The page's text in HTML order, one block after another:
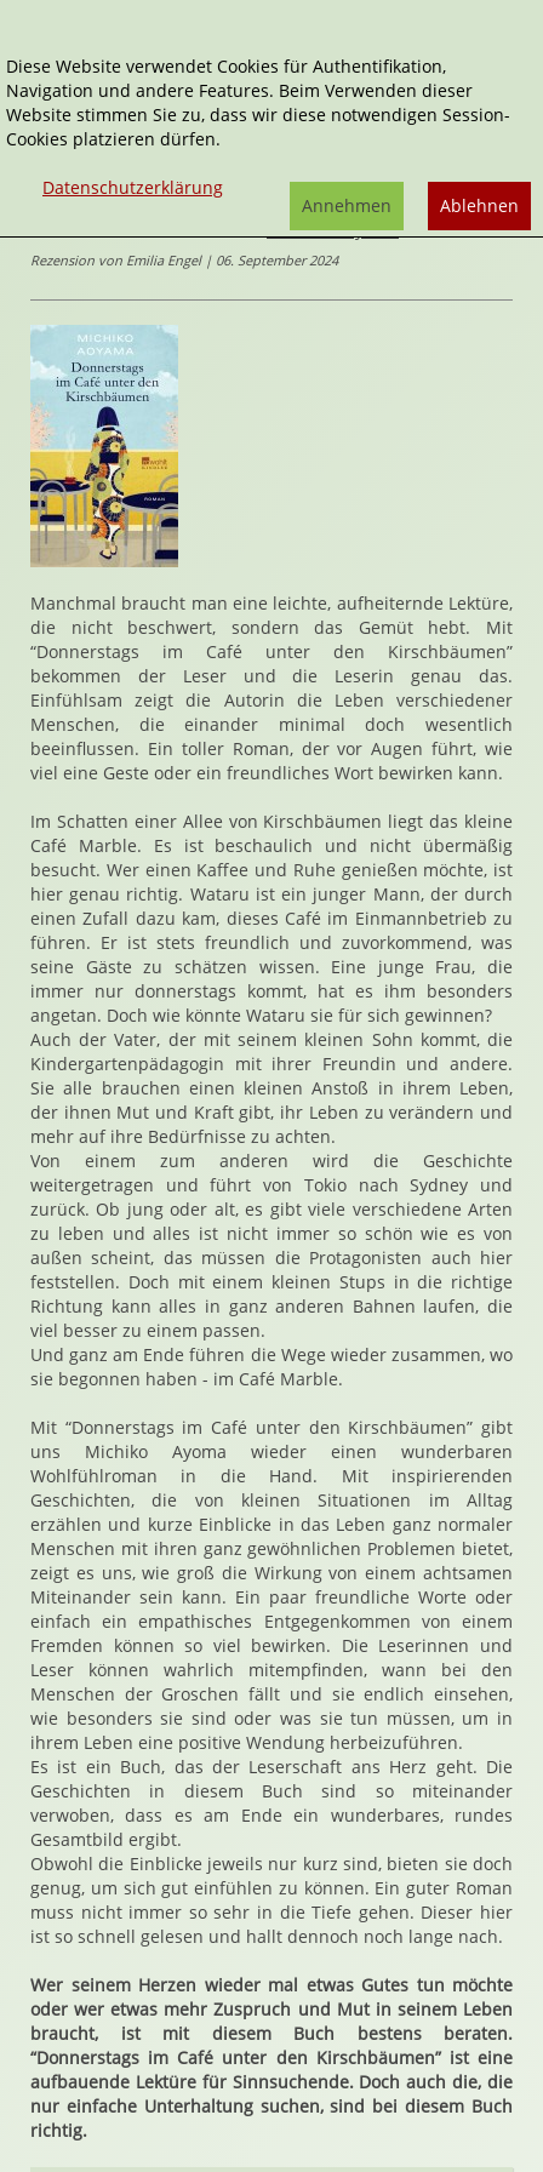
Home
Belletristik
Donnerstags im Café unter den Kirschbäumen
Donnerstags im Café unter den
Michiko Aoyama
Rezension von Emilia Engel | 06. September 2024
Manchmal braucht man eine leichte, aufheiternde Lektüre,
die nicht beschwert, sondern das Gemüt hebt. Mit
“Donnerstags im Café unter den Kirschbäumen”
bekommen der Leser und die Leserin genau das.
Einfühlsam zeigt die Autorin die Leben verschiedener
Menschen, die einander minimal doch wesentlich
beeinflussen. Ein toller Roman, der vor Augen führt, wie
viel eine Geste oder ein freundliches Wort bewirken kann.
Im Schatten einer Allee von Kirschbäumen liegt das kleine
Café Marble. Es ist beschaulich und nicht übermäßig
besucht. Wer einen Kaffee und Ruhe genießen möchte, ist
hier genau richtig. Wataru ist ein junger Mann, der durch
einen Zufall dazu kam, dieses Café im Einmannbetrieb zu
führen. Er ist stets freundlich und zuvorkommend, was
seine Gäste zu schätzen wissen. Eine junge Frau, die
immer nur donnerstags kommt, hat es ihm besonders
angetan. Doch wie könnte Wataru sie für sich gewinnen?
Auch der Vater, der mit seinem kleinen Sohn kommt, die
Kindergartenpädagogin mit ihrer Freundin und andere.
Sie alle brauchen einen kleinen Anstoß in ihrem Leben,
der ihnen Mut und Kraft gibt, ihr Leben zu verändern und
mehr auf ihre Bedürfnisse zu achten.
Von einem zum anderen wird die Geschichte
weitergetragen und führt von Tokio nach Sydney und
zurück. Ob jung oder alt, es gibt viele verschiedene Arten
zu leben und alles ist nicht immer so schön wie es von
außen scheint, das müssen die Protagonisten auch hier
feststellen. Doch mit einem kleinen Stups in die richtige
Richtung kann alles in ganz anderen Bahnen laufen, die
viel besser zu einem passen.
Und ganz am Ende führen die Wege wieder zusammen, wo
sie begonnen haben - im Café Marble.
Mit “Donnerstags im Café unter den Kirschbäumen” gibt
uns Michiko Ayoma wieder einen wunderbaren
Wohlfühlroman in die Hand. Mit inspirierenden
Geschichten, die von kleinen Situationen im Alltag
erzählen und kurze Einblicke in das Leben ganz normaler
Menschen mit ihren ganz gewöhnlichen Problemen bietet,
zeigt es uns, wie groß die Wirkung von einem achtsamen
Miteinander sein kann. Ein paar freundliche Worte oder
einfach ein empathisches Entgegenkommen von einem
Fremden können so viel bewirken. Die Leserinnen und
Leser können wahrlich mitempfinden, wann bei den
Menschen der Groschen fällt und sie endlich einsehen,
wie besonders sie sind oder was sie tun müssen, um in
ihrem Leben eine positive Wendung herbeizuführen.
Es ist ein Buch, das der Leserschaft ans Herz geht. Die
Geschichten in diesem Buch sind so miteinander
verwoben, dass es am Ende ein wunderbares, rundes
Gesamtbild ergibt.
Obwohl die Einblicke jeweils nur kurz sind, bieten sie doch
genug, um sich gut einfühlen zu können. Ein guter Roman
muss nicht immer so sehr in die Tiefe gehen. Dieser hier
ist so schnell gelesen und hallt dennoch noch lange nach.
Wer seinem Herzen wieder mal etwas Gutes tun möchte
oder wer etwas mehr Zuspruch und Mut in seinem Leben
braucht, ist mit diesem Buch bestens beraten.
“Donnerstags im Café unter den Kirschbäumen” ist eine
aufbauende Lektüre für Sinnsuchende. Doch auch die, die
nur einfache Unterhaltung suchen, sind bei diesem Buch
richtig.
Diese Website verwendet Cookies für Authentifikation,
Navigation und andere Features. Beim Verwenden dieser
Website stimmen Sie zu, dass wir diese notwendigen Session-
Cookies platzieren dürfen.
Datenschutzerklärung
Ablehnen
Annehmen